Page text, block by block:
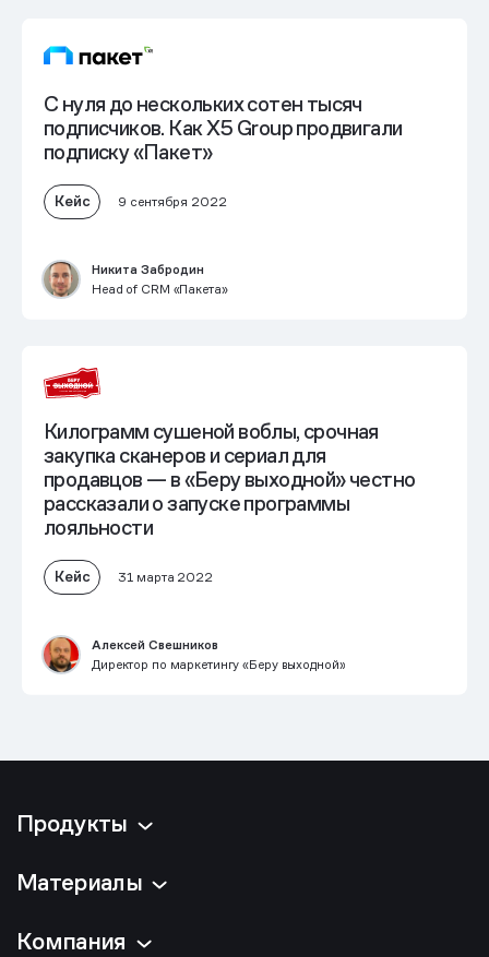
С нуля до нескольких сотен тысяч
подписчиков. Как X5 Group продвигали
подписку «Пакет»
Кейс 9 сентября 2022
Никита Забродин
Head of CRM «Пакета»
Килограмм сушеной воблы, срочная
закупка сканеров и сериал для
продавцов — в «Беру выходной» честно
рассказали о запуске программы
лояльности
Кейс 31 марта 2022
Алексей Свешников
Директор по маркетингу «Беру выходной»
Продукты
Материалы
Компания